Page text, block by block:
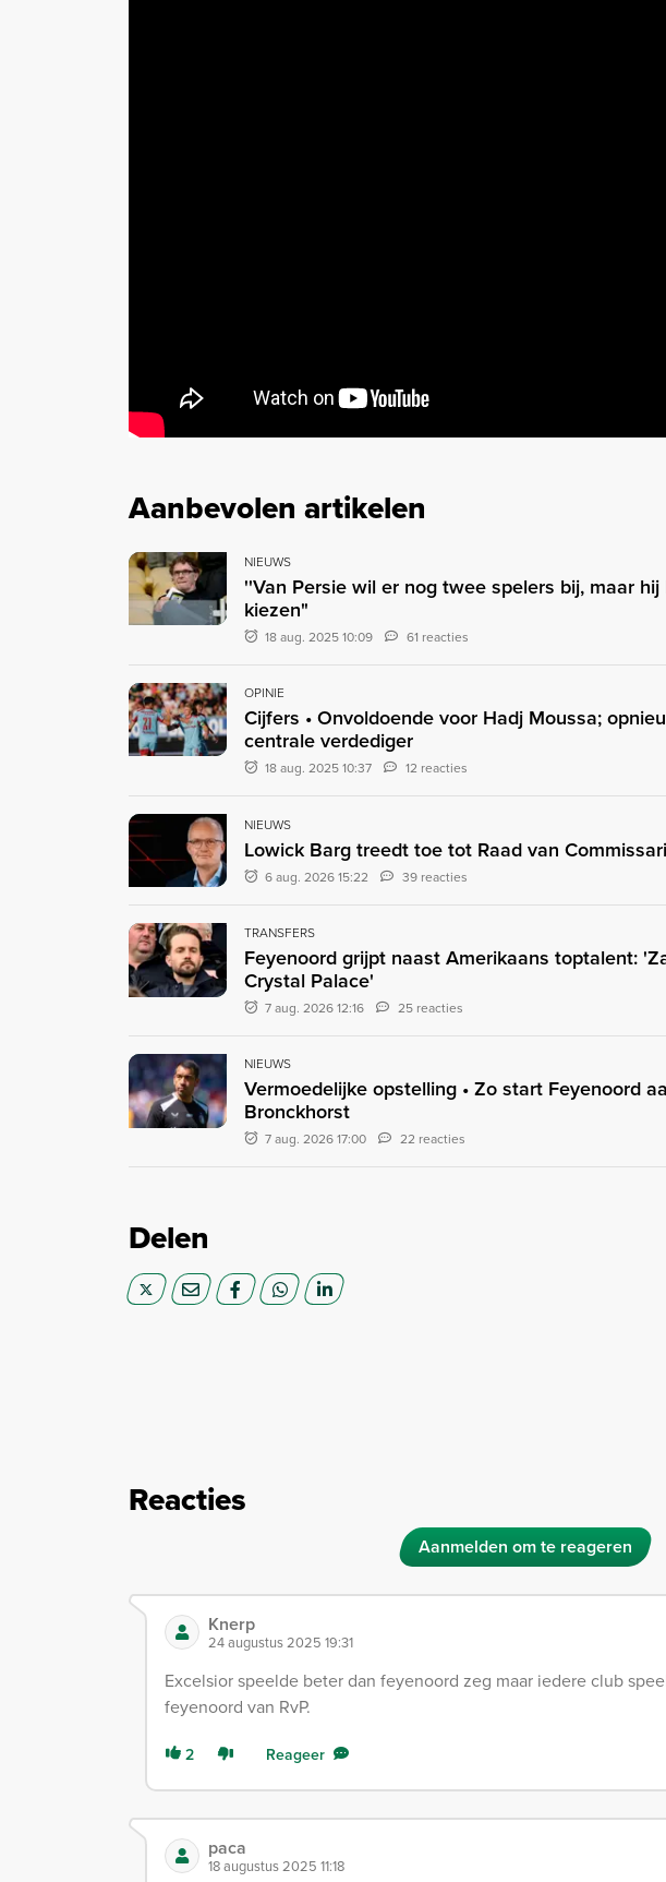
Aanbevolen artikelen
NIEUWS
''Van Persie wil er nog twee spelers bij, maar
kiezen"
18 aug. 2025 10:09 61 reacties
OPINIE
Cijfers • Onvoldoende voor Hadj Moussa;
centrale verdediger
18 aug. 2025 10:37 12 reacties
NIEUWS
Lowick Barg treedt toe tot Raad van
6 aug. 2026 15:22 39 reacties
TRANSFERS
Feyenoord grijpt naast Amerikaans toptalent:
Crystal Palace'
7 aug. 2026 12:16 25 reacties
NIEUWS
Vermoedelijke opstelling • Zo start Feyenoord
Bronckhorst
7 aug. 2026 17:00 22 reacties
Delen
Reacties
Aanmelden om te reageren
Knerp
24 augustus 2025 19:31
Excelsior speelde beter dan feyenoord zeg maar iedere club
feyenoord van RvP.
2 Reageer
paca
18 augustus 2025 11:18